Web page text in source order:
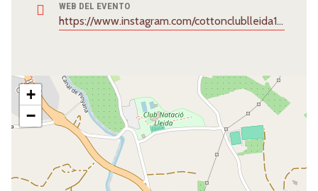
WEB DEL EVENTO
https://www.instagram.com/cottonclublleida1
+
−